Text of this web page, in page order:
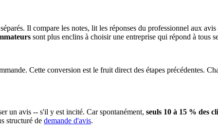
Il compare les notes, lit les réponses du professionnel aux
sont plus enclins à choisir une entreprise qui répond à tous
Cette conversion est le fruit direct des étapes précédentes.
un avis -- s'il y est incité. Car spontanément, seuls 10 à 15 % des
structuré de demande d'avis.